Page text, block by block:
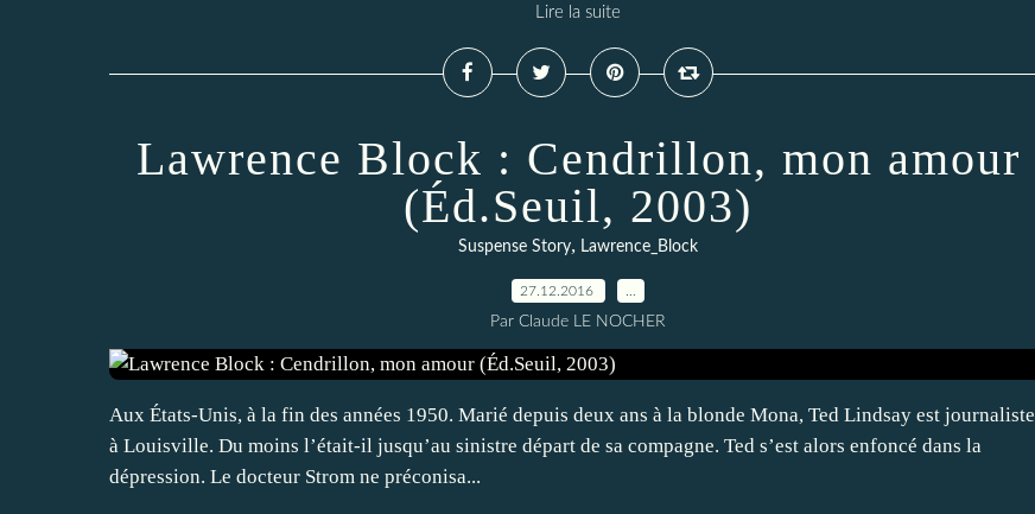
Lire la suite
Lawrence Block : Cendrillon, mon amour
(Éd.Seuil, 2003)
Suspense Story, Lawrence_Block
27.12.2016
Par Claude LE NOCHER
Aux États-Unis, à la fin des années 1950. Marié depuis deux ans à la blonde Mona, Ted Lindsay est journaliste
à Louisville. Du moins l’était-il jusqu’au sinistre départ de sa compagne. Ted s’est alors enfoncé dans la
dépression. Le docteur Strom ne préconisa...